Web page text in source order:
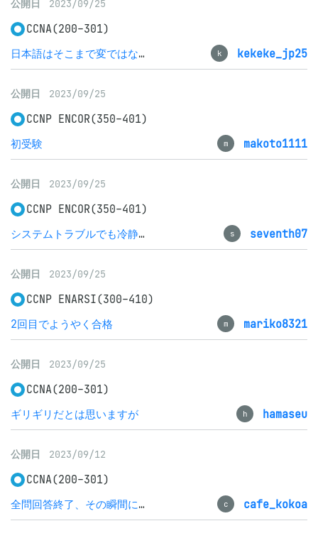
公開日 2023/09/25
CCNA(200-301)
日本語はそこまで変ではなかった、、
k kekeke_jp25
公開日 2023/09/25
CCNP ENCOR(350-401)
初受験
m makoto1111
公開日 2023/09/25
CCNP ENCOR(350-401)
システムトラブルでも冷静に
s seventh07
公開日 2023/09/25
CCNP ENARSI(300-410)
2回目でようやく合格
m mariko8321
公開日 2023/09/25
CCNA(200-301)
ギリギリだとは思いますが
h hamaseu
公開日 2023/09/12
CCNA(200-301)
全問回答終了、その瞬間に表示される「合格」が快感
c cafe_kokoa